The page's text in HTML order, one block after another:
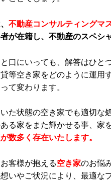
不動産コンサルティングマ
が在籍し、不動産のスペシ
口にいっても、解答はひと
等空き家をどのように運用
て変わります。
た状態の空き家でも適切な
る家をまた輝かせる事、家
数多く存在いたします。
客様が抱える空き家のお悩
いやご状況により、最適な